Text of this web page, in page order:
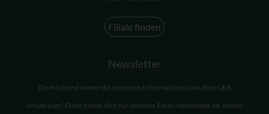
Filiale finden
Newsletter
Du möchtest immer die neuesten Informationen aus dem GEA
Universum? Dann melde dich für unseren Email-Newsletter an. Immer